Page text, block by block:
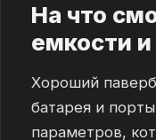
На что
емкости
Хороший
батарея и
параметров,